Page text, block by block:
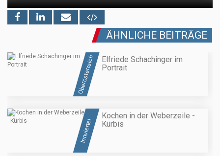
ÄHNLICHE BEITRÄGE
Oberösterreich
Elfriede Schachinger im
Portrait
Innviertel
Kochen in der Weberzeile -
Kürbis